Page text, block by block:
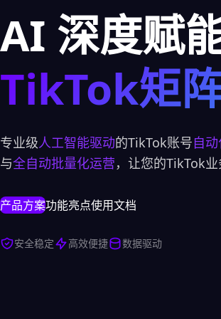
AI 深度赋
TikTok矩
专业级人工智能驱动的TikTok账号自
与全自动批量化运营，让您的TikTok
产品方案功能亮点使用文档
安全稳定 高效便捷 数据驱动